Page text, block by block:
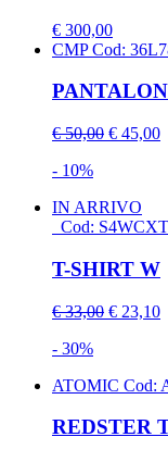
€ 300,00
CMPCod:
€ 50,00 € 45,00
- 10%
IN ARRIVO
Cod:
T-SHIRT W
€ 33,00 € 23,10
- 30%
ATOMIC Cod:
REDSTER